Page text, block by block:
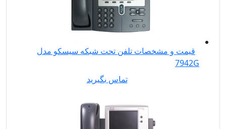
قیمت و مشخصات تلفن تحت شبکه سیسکو مدل
7942G
تماس بگیرید